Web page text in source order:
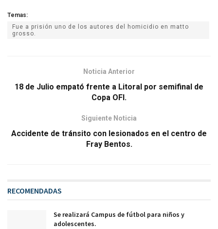
Temas:
Fue a prisión uno de los autores del homicidio en matto
grosso.
Noticia Anterior
18 de Julio empató frente a Litoral por semifinal de
Copa OFI.
Siguiente Noticia
Accidente de tránsito con lesionados en el centro de
Fray Bentos.
RECOMENDADAS
Se realizará Campus de fútbol para niños y
adolescentes.